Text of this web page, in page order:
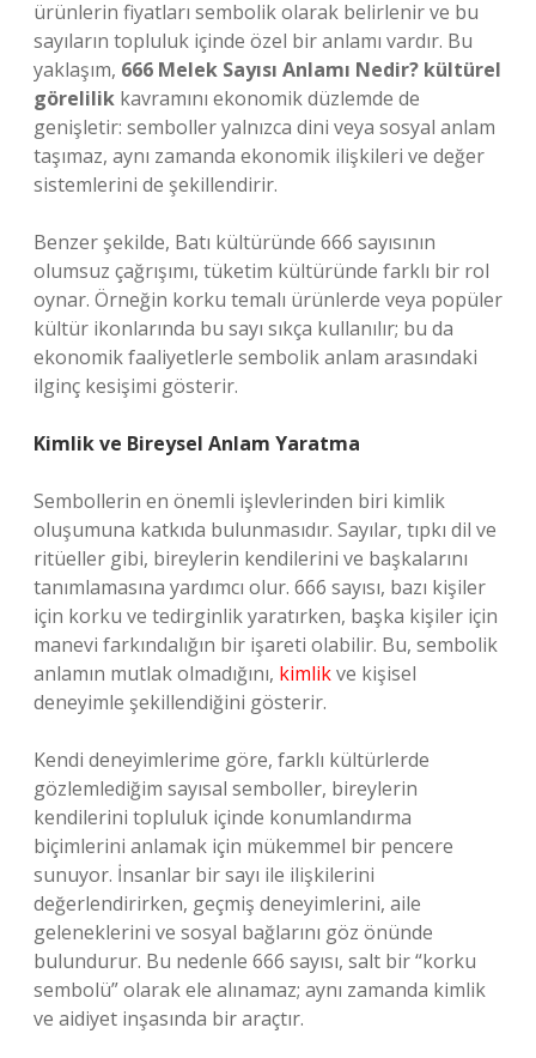
ürünlerin fiyatları sembolik olarak belirlenir ve bu
sayıların topluluk içinde özel bir anlamı vardır. Bu
yaklaşım, 666 Melek Sayısı Anlamı Nedir? kültürel
görelilik kavramını ekonomik düzlemde de
genişletir: semboller yalnızca dini veya sosyal anlam
taşımaz, aynı zamanda ekonomik ilişkileri ve değer
sistemlerini de şekillendirir.
Benzer şekilde, Batı kültüründe 666 sayısının
olumsuz çağrışımı, tüketim kültüründe farklı bir rol
oynar. Örneğin korku temalı ürünlerde veya popüler
kültür ikonlarında bu sayı sıkça kullanılır; bu da
ekonomik faaliyetlerle sembolik anlam arasındaki
ilginç kesişimi gösterir.
Kimlik ve Bireysel Anlam Yaratma
Sembollerin en önemli işlevlerinden biri kimlik
oluşumuna katkıda bulunmasıdır. Sayılar, tıpkı dil ve
ritüeller gibi, bireylerin kendilerini ve başkalarını
tanımlamasına yardımcı olur. 666 sayısı, bazı kişiler
için korku ve tedirginlik yaratırken, başka kişiler için
manevi farkındalığın bir işareti olabilir. Bu, sembolik
anlamın mutlak olmadığını, kimlikve kişisel
deneyimle şekillendiğini gösterir.
Kendi deneyimlerime göre, farklı kültürlerde
gözlemlediğim sayısal semboller, bireylerin
kendilerini topluluk içinde konumlandırma
biçimlerini anlamak için mükemmel bir pencere
sunuyor. İnsanlar bir sayı ile ilişkilerini
değerlendirirken, geçmiş deneyimlerini, aile
geleneklerini ve sosyal bağlarını göz önünde
bulundurur. Bu nedenle 666 sayısı, salt bir “korku
sembolü” olarak ele alınamaz; aynı zamanda kimlik
ve aidiyet inşasında bir araçtır.